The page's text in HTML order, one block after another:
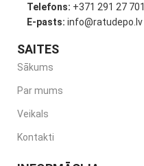
Telefons: +371 291 27 701
E-pasts: info@ratudepo.lv
SAITES
Sākums
Par mums
Veikals
Kontakti